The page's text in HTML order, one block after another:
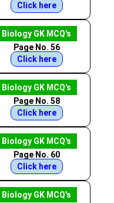
Click here
Biology GK MCQ's
Page No. 56
Click here
Biology GK MCQ's
Page No. 58
Click here
Biology GK MCQ's
Page No. 60
Click here
Biology GK MCQ's